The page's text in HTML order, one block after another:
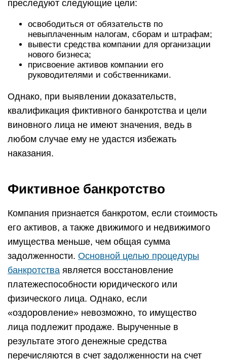
преследуют следующие цели:
освободиться от обязательств по
невыплаченным налогам, сборам и штрафам;
вывести средства компании для организации
нового бизнеса;
присвоение активов компании его
руководителями и собственниками.
Однако, при выявлении доказательств,
квалификация фиктивного банкротства и цели
виновного лица не имеют значения, ведь в
любом случае ему не удастся избежать
наказания.
Фиктивное банкротство
Компания признается банкротом, если стоимость
его активов, а также движимого и недвижимого
имущества меньше, чем общая сумма
задолженности. Основной целью процедуры
банкротства является восстановление
платежеспособности юридического или
физического лица. Однако, если
«оздоровление» невозможно, то имущество
лица подлежит продаже. Вырученные в
результате этого денежные средства
перечисляются в счет задолженности на счет